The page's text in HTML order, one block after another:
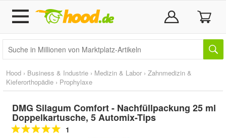
Hood › Business & Industrie › Medizin & Labor › Zahnmedizin &
Kieferorthopädie › Prophylaxe
DMG Silagum Comfort - Nachfüllpackung 25 ml
Doppelkartusche, 5 Automix-Tips
1